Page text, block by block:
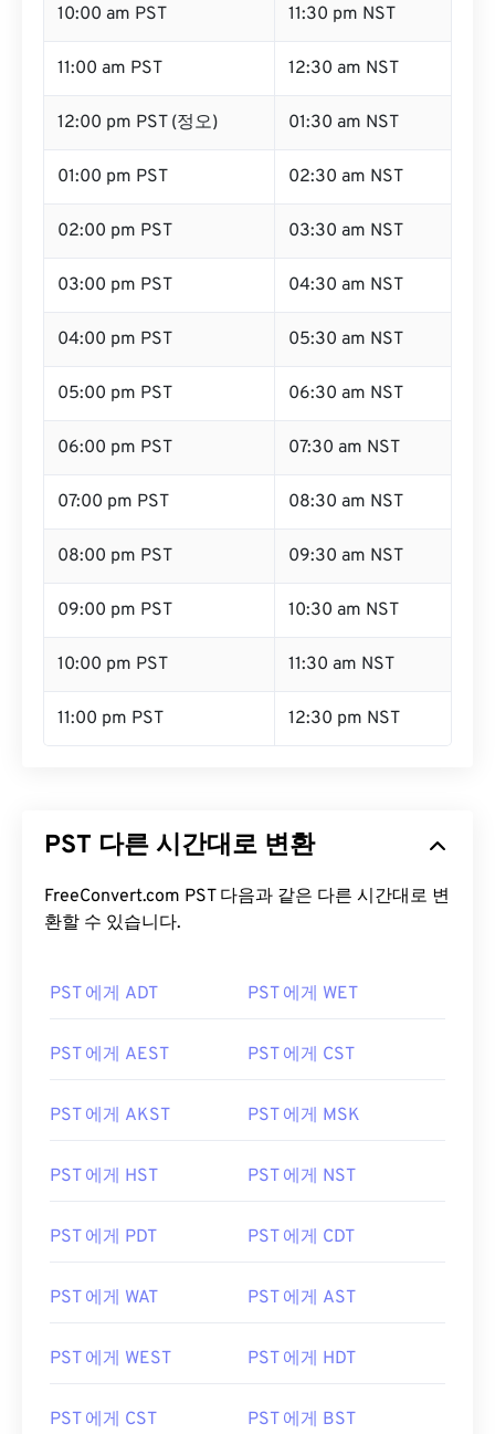
10:00 am PST 11:30 pm NST
11:00 am PST 12:30 am NST
12:00 pm PST (정오) 01:30 am NST
01:00 pm PST 02:30 am NST
02:00 pm PST 03:30 am NST
03:00 pm PST 04:30 am NST
04:00 pm PST 05:30 am NST
05:00 pm PST 06:30 am NST
06:00 pm PST 07:30 am NST
07:00 pm PST 08:30 am NST
08:00 pm PST 09:30 am NST
09:00 pm PST 10:30 am NST
10:00 pm PST 11:30 am NST
11:00 pm PST 12:30 pm NST
PST 다른 시간대로 변환
FreeConvert.com PST 다음과 같은 다른 시간대로 변
환할 수 있습니다.
PST 에게 ADT PST 에게 WET
PST 에게 AEST PST 에게 CST
PST 에게 AKST PST 에게 MSK
PST 에게 HST PST 에게 NST
PST 에게 PDT PST 에게 CDT
PST 에게 WAT PST 에게 AST
PST 에게 WEST PST 에게 HDT
PST 에게 CST PST 에게 BST